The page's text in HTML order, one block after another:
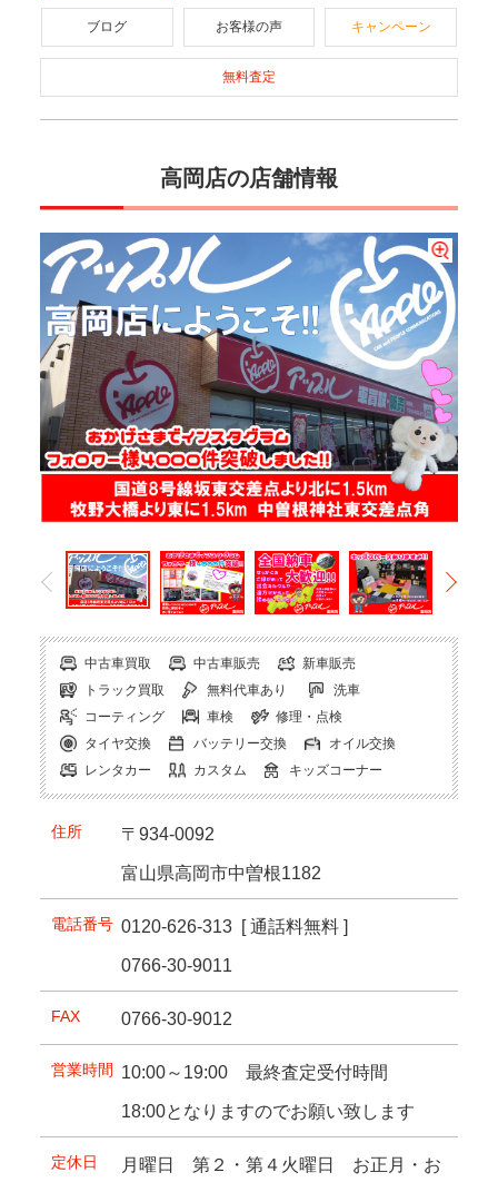
ブログ お客様の声 キャンペーン
無料査定
高岡店の店舗情報
アップル高岡店のInstagramが好評いただいております。2025年4月現在で4000件
のフォロワー様にご支持いただいております。ぜひこの機会にフォローしてくれま
せんか？していただけ…
アップル高岡店の販売車両はほとんどが直接当店にて買取させていただいたお車中
心に販売しております。そのため、どのような乗り方をしてこられたのか？禁煙車
なのか喫煙車両なのか、ペットの同乗歴…
小さなお子様連れの方も安心のキッズスペースご用意いたしました。時々帰りたく
なくなるお子様もいらっしゃるとかいらっしゃらないとか・・・。是非一度ご来店
お待ちしております。
ぜひこのページの「お客様の声」も見てみて下さい。またGoogleマップの口コミも
見てみて下さい。もし良かったらご来店後にどちらもご記入お願い致します。良い
声も不満の声も私達の仕事のやり…
顧客満足度・優良店として表彰されております。もちろん、これにおごること無く
お客様が満足していただけるよう日々精進させていただいております。お気軽にお
問い合わせください。
中古車買取 中古車販売
新車販売
トラック買取
無料代車あり
洗車
コーティング
車検
修理・点検
タイヤ交換
バッテリー交換
オイル交換
レンタカー
カスタム キッズコーナー
住所 〒934-0092
富山県高岡市中曽根1182
電話番号 0120-626-313 [ 通話料無料 ]
0766-30-9011
FAX 0766-30-9012
営業時間 10:00～19:00 最終査定受付時間
18:00となりますのでお願い致します
定休日 月曜日 第２・第４火曜日 お正月・お